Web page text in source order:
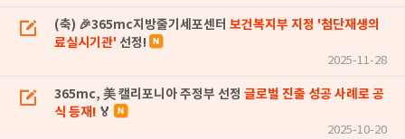
(축) 🎉365mc지방줄기세포센터 보건복지부 지정 '첨단재생의
료실시기관' 선정!
2025-11-28
365mc, 美 캘리포니아 주정부 선정 글로벌 진출 성공 사례로 공
식 등재! 🏅
2025-10-20